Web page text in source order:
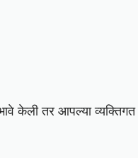
केली तर आपल्या